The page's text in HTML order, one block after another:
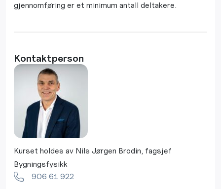
gjennomføring er et minimum antall deltakere.
Kontaktperson
Kurset holdes av Nils Jørgen Brodin, fagsjef
Bygningsfysikk
906 61 922